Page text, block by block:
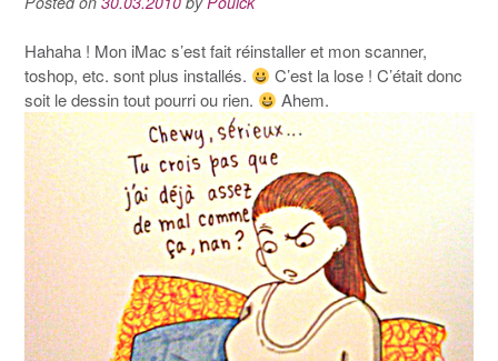
Hahaha ! Mon iMac s’est fait réinstaller et mon scanner,
toshop, etc. sont plus installés.
C’est la lose ! C’était donc
soit le dessin tout pourri ou rien.
Ahem.